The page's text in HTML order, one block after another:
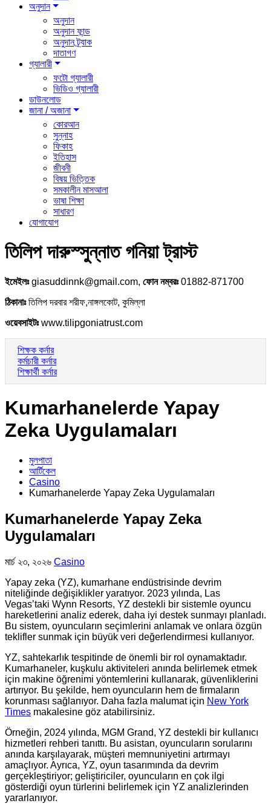
অনুদান
অনুদান
অনুদান ফান্ড
অনুদান ট্র্যাক
দাতাগণ
গ্যালারী
ফটো গ্যালারী
ভিডিও গ্যালারী
ডাউনলোড
জানা / অজানা
কোরআন
সুন্নাহ
ফিকাহ
ইতিহাস
জীবনী
বিষয় ভিত্তিক
সমকালীন মাসআলা
ভাষা শিক্ষা
সাধারণ
যোগাযোগ
তিলিপ দারুস্সুন্নাত গনিয়া ট্রাস্ট
ইমেইলঃgiasuddinnk@gmail.com, ফোন নম্বরঃ01882-871700
ঠিকানাঃতিলিপ দরবার শরীফ,নাঙ্গলকোট, কুমিল্লা
ওয়েবসাইটঃwww.tilipgoniatrust.com
শিক্ষক কর্নার
কর্মচারী কর্নার
শিক্ষার্থী কর্নার
Kumarhanelerde Yapay
Zeka Uygulamaları
মুলপাতা
আর্টিকেল
Casino
Kumarhanelerde Yapay Zeka Uygulamaları
Kumarhanelerde Yapay Zeka
Uygulamaları
মার্চ ২৩, ২০২৬ Casino
Yapay zeka (YZ), kumarhane endüstrisinde devrim
niteliğinde değişiklikler yaratıyor. 2023 yılında, Las
Vegas’taki Wynn Resorts, YZ destekli bir sistemle oyuncu
hareketlerini analiz ederek, daha iyi destek sunmayı planladı.
Bu sistem, oyuncuların seçimlerini anlamak ve onlara özgün
teklifler sunmak için büyük veri değerlendirmesi kullanıyor.
YZ, sahtekarlık tespitinde de önemli bir rol oynamaktadır.
Kumarhaneler, kuşkulu aktiviteleri anında belirlemek etmek
için makine öğrenimi yöntemlerini kullanarak, güvenliklerini
artırıyor. Bu şekilde, hem oyuncuların hem de firmaların
korunması sağlanıyor. Daha fazla malumat için New York
Times makalesine göz atabilirsiniz.
Örneğin, 2024 yılında, MGM Grand, YZ destekli bir kullanıcı
hizmetleri rehberi tanıttı. Bu asistan, oyuncuların sorularını
anında karşılayarak, müşteri memnuniyetini artırmayı
amaçlıyor. Ayrıca, YZ, oyun tasarımında da devrim
gerçekleştiriyor; geliştiriciler, oyuncuların en çok ilgi
gösterdiği oyun türlerini belirlemek için YZ analizlerinden
yararlanıyor.